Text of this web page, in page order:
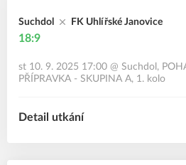
Suchdol FK Uhlířské Janovice
18:9
st 10. 9. 2025 17:00 @ Suchdol ,
PŘÍPRAVKA - SKUPINA A, 1. kolo
Detail utkání